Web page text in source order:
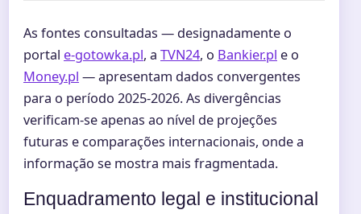
As fontes consultadas — designadamente o
portal e-gotowka.pl, a TVN24, o Bankier.pl e o
Money.pl — apresentam dados convergentes
para o período 2025-2026. As divergências
verificam-se apenas ao nível de projeções
futuras e comparações internacionais, onde a
informação se mostra mais fragmentada.
Enquadramento legal e institucional